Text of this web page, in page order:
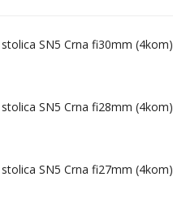
SN5 Crna fi30mm (4kom)
SN5 Crna fi28mm (4kom)
SN5 Crna fi27mm (4kom)